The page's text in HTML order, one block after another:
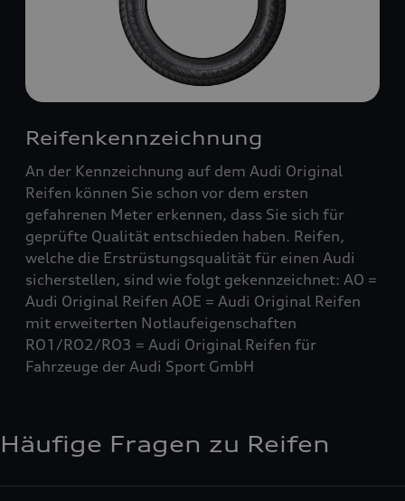
Reifenkennzeichnung
An der Kennzeichnung auf dem Audi Original
Reifen können Sie schon vor dem ersten
gefahrenen Meter erkennen, dass Sie sich für
geprüfte Qualität entschieden haben. Reifen,
welche die Erstrüstungsqualität für einen Audi
sicherstellen, sind wie folgt gekennzeichnet: AO =
Audi Original Reifen AOE = Audi Original Reifen
mit erweiterten Notlaufeigenschaften
RO1/RO2/RO3 = Audi Original Reifen für
Fahrzeuge der Audi Sport GmbH
Häufige Fragen zu Reifen